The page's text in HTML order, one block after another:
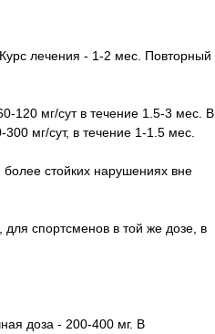
лечения - 1-2 мес. Повторный
120 мг/сут в течение 1.5-3 мес. В
мг/сут, в течение 1-1.5 мес.
стойких нарушениях вне
спортсменов в той же дозе, в
доза - 200-400 мг. В